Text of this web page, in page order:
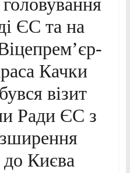
ЄС та на
Качки
візит
Ради ЄС з
Києва